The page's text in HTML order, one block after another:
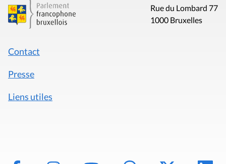
Rue du Lombard 77
1000 Bruxelles
Contact
Presse
Liens utiles